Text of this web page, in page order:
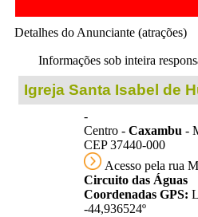
Detalhes do Anunciante (atrações)
Informações sob inteira
Igreja Santa Isabel de
-
Centro - Caxambu -
CEP 37440-000
Acesso pela rua
Circuito das Águas
Coordenadas GPS:
-44,936524º